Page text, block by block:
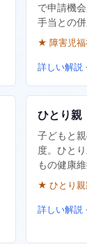
で申請機
手当との
★ 障害児福
詳しい解説
ひとり親
子どもと
度。ひと
もの健康
★ ひとり親
詳しい解説